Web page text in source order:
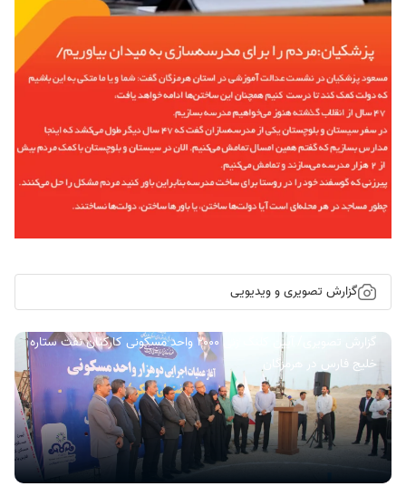
گزارش تصویری و ویدیویی
گزارش تصویری/ آیین کلنگ زنی ۲۰۰۰ واحد مسکونی کارکنان نفت ستاره
خلیج فارس در هرمزگان